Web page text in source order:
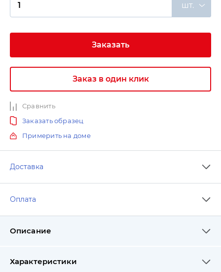
шт.
Заказать
Заказ в один клик
Сравнить
Заказать образец
Примерить на доме
Доставка
Оплата
Описание
Характеристики